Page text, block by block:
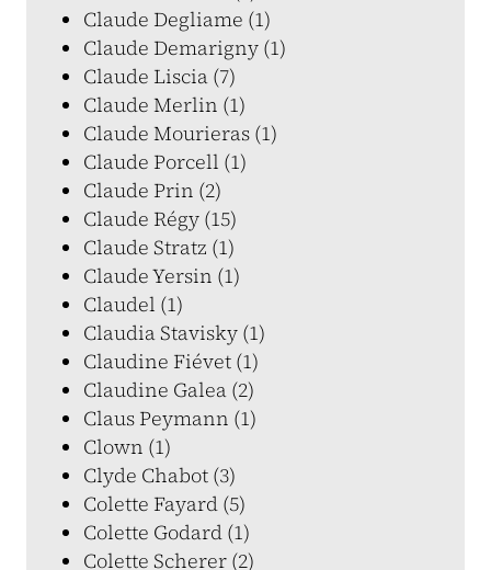
Claude Degliame (1)
Claude Demarigny (1)
Claude Liscia (7)
Claude Merlin (1)
Claude Mourieras (1)
Claude Porcell (1)
Claude Prin (2)
Claude Régy (15)
Claude Stratz (1)
Claude Yersin (1)
Claudel (1)
Claudia Stavisky (1)
Claudine Fiévet (1)
Claudine Galea (2)
Claus Peymann (1)
Clown (1)
Clyde Chabot (3)
Colette Fayard (5)
Colette Godard (1)
Colette Scherer (2)